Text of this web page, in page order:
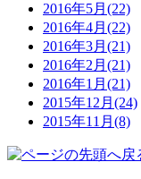
2016年5月(22)
2016年4月(22)
2016年3月(21)
2016年2月(21)
2016年1月(21)
2015年12月(24)
2015年11月(8)